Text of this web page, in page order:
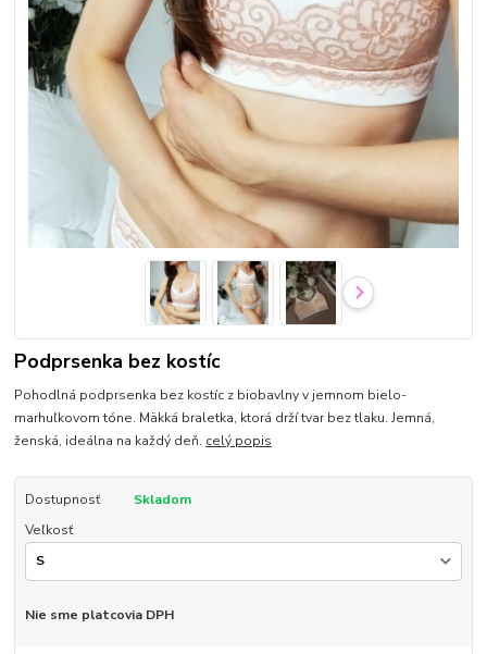
Podprsenka bez kostíc
Pohodlná podprsenka bez kostíc z biobavlny v jemnom bielo-
marhuľkovom tóne. Mäkká braletka, ktorá drží tvar bez tlaku. Jemná,
ženská, ideálna na každý deň. celý popis
Dostupnosť
Skladom
Veľkosť
Nie sme platcovia DPH